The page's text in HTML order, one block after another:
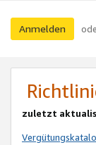
Anmelden
zuletzt